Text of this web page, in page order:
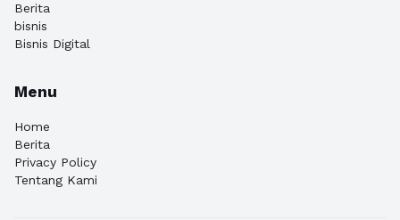
Berita
bisnis
Bisnis Digital
Menu
Home
Berita
Privacy Policy
Tentang Kami